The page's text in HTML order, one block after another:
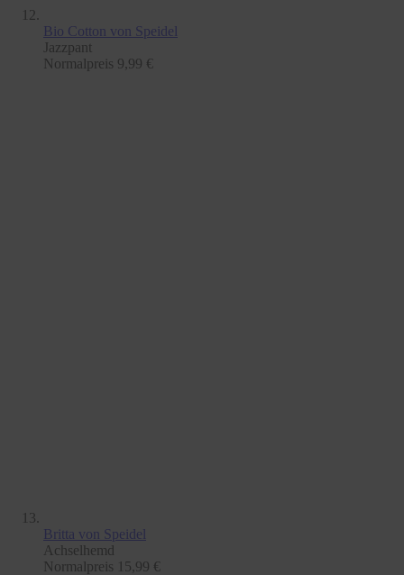
Bio Cotton von Speidel
Jazzpant
Normalpreis 9,99 €
Britta von Speidel
Achselhemd
Normalpreis 15,99 €